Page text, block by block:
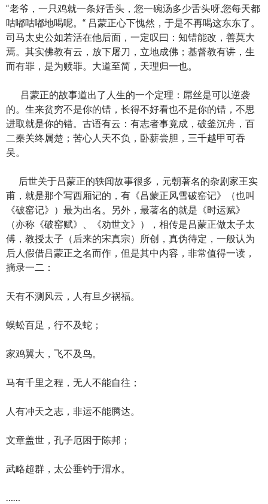
“老爷，一只鸡就一条好舌头，您一碗汤多少舌头呀,您每天都
咕嘟咕嘟地喝呢。“ 吕蒙正心下愧然，于是不再喝这东东了。
司马太史公如若活在他后面，一定叹曰：知错能改，善莫大
焉。其实佛教有云，放下屠刀，立地成佛；基督教有讲，生
而有罪，是为赎罪。大道至简，天理归一也。
吕蒙正的故事道出了人生的一个定理：屌丝是可以逆袭
的。生来贫穷不是你的错，长得不好看也不是你的错，不思
进取就是你的错。古语有云：有志者事竟成，破釜沉舟，百
二秦关终属楚；苦心人天不负，卧薪尝胆，三千越甲可吞
吴。
后世关于吕蒙正的轶闻故事很多，元朝著名的杂剧家王实
甫，就是那个写西厢记的，有《吕蒙正风雪破窑记》（也叫
《破窑记》）最为出名。另外，最著名的就是《时运赋》
（亦称《破窑赋》、《劝世文》），相传是吕蒙正做太子太
傅，教授太子（后来的宋真宗）所创，真伪待定，一般认为
后人假借吕蒙正之名而作，但是其中内容，非常值得一读，
摘录一二：
天有不测风云，人有旦夕祸福。
蜈蚣百足，行不及蛇；
家鸡翼大，飞不及鸟。
马有千里之程，无人不能自往；
人有冲天之志，非运不能腾达。
文章盖世，孔子厄困于陈邦；
武略超群，太公垂钓于渭水。
……